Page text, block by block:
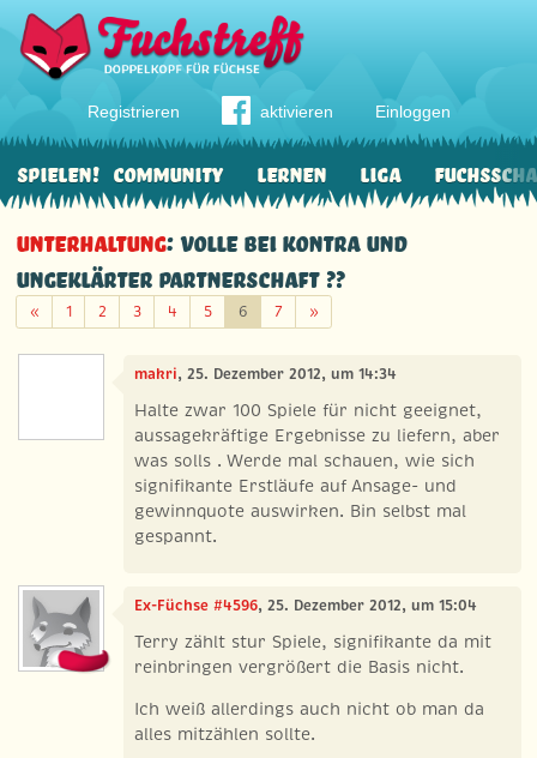
Registrieren aktivieren Einloggen
Community Lernen Liga
Spielen!
Unterhaltung: Volle bei Kontra und
ungeklärter Partnerschaft ??
«Zurück
1 2 3 4 5 6 7 »Weiter
makri, 25. Dezember 2012, um 14:34
Halte zwar 100 Spiele für nicht geeignet,
aussagekräftige Ergebnisse zu liefern, aber
was solls . Werde mal schauen, wie sich
signifikante Erstläufe auf Ansage- und
gewinnquote auswirken. Bin selbst mal
gespannt.
Ex-Füchse #4596, 25. Dezember 2012, um 15:04
Terry zählt stur Spiele, signifikante da mit
reinbringen vergrößert die Basis nicht.
Ich weiß allerdings auch nicht ob man da
alles mitzählen sollte.